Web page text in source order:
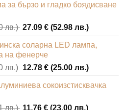
was:
(78.21
е:
(35.19
за бързо и гладко боядисване
лв.) Original
was:
50.62 €
(99.00
27.09 €(52.98 лв.)Текущата
е:
(52.98
соларна LED лампа,
на фенерче
лв.) Original
was:
12.78 €(25.00 лв.)Текущата
е:
сокоизстисквачка
лв.) Original
11.76 €(23.00 лв.)Текущата